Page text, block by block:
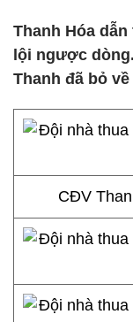
Thanh Hóa
lội ngược
Thanh đã bỏ
CĐV